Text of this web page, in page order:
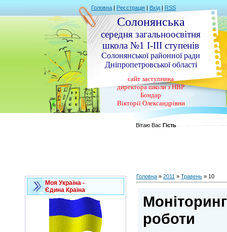
Головна | Реєстрація | Вхід | RSS
Солонянська
середня загальноосвітня
школа №1 І-ІІІ ступенів
Солонянської районної ради
Дніпропетровської області
сайт заступника
директора школи з НВР
Бондар
Вікторії Олександрівни
Вітаю Вас Гість
Моя Україна -
Єдина Країна
Головна » 2011 » Травень » 10
роботи